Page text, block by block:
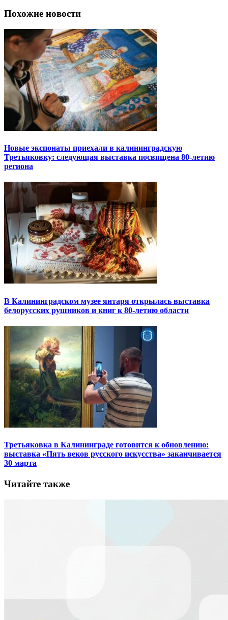
Похожие новости
Новые экспонаты приехали в калининградскую
Третьяковку: следующая выставка посвящена 80-летию
региона
В Калининградском музее янтаря открылась выставка
белорусских рушников и книг к 80-летию области
Третьяковка в Калининграде готовится к обновлению:
выставка «Пять веков русского искусства» заканчивается
30 марта
Читайте также